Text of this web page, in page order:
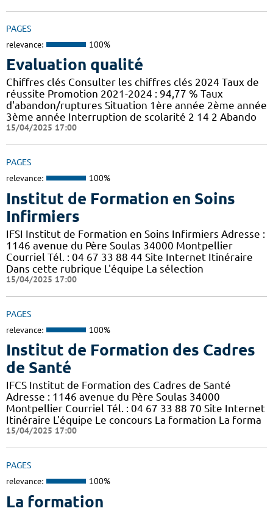
PAGES
relevance: 100%
Evaluation qualité
Chiffres clés Consulter les chiffres clés 2024 Taux de
réussite Promotion 2021-2024 : 94,77 % Taux
d'abandon/ruptures Situation 1ère année 2ème année
3ème année Interruption de scolarité 2 14 2 Abando
15/04/2025 17:00
PAGES
relevance: 100%
Institut de Formation en Soins
Infirmiers
IFSI Institut de Formation en Soins Infirmiers Adresse :
1146 avenue du Père Soulas 34000 Montpellier
Courriel Tél. : 04 67 33 88 44 Site Internet Itinéraire
Dans cette rubrique L'équipe La sélection
15/04/2025 17:00
PAGES
relevance: 100%
Institut de Formation des Cadres
de Santé
IFCS Institut de Formation des Cadres de Santé
Adresse : 1146 avenue du Père Soulas 34000
Montpellier Courriel Tél. : 04 67 33 88 70 Site Internet
Itinéraire L'équipe Le concours La formation La forma
15/04/2025 17:00
PAGES
relevance: 100%
La formation